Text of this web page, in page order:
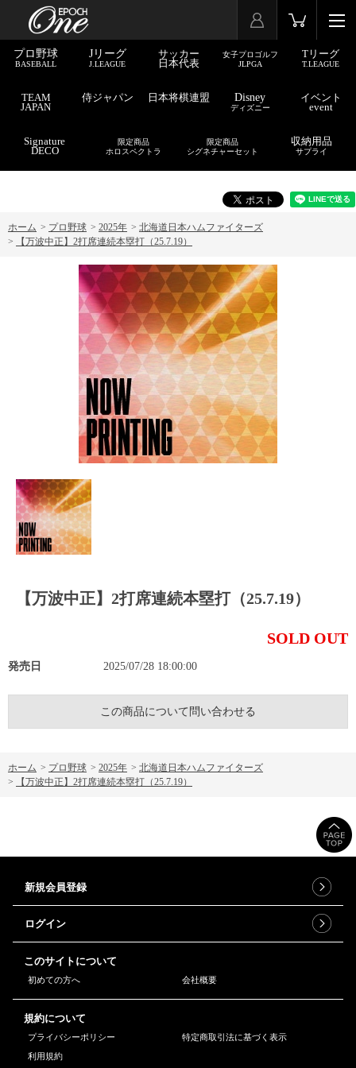
プロ野球
BASEBALL
Jリーグ
J.LEAGUE
サッカー
日本代表
女子プロゴルフ
JLPGA
Tリーグ
T.LEAGUE
TEAM
JAPAN
侍ジャパン 日本将棋連盟 Disney
ディズニー
イベント
event
Signature
DECO
限定商品
ホロスペクトラ
限定商品
シグネチャーセット
収納用品
サプライ
ホーム > プロ野球 > 2025年 > 北海道日本ハムファイターズ
>
【万波中正】2打席連続本塁打（25.7.19）
【万波中正】2打席連続本塁打（25.7.19）
SOLD OUT
発売日 2025/07/28 18:00:00
この商品について問い合わせる
ホーム > プロ野球 > 2025年 > 北海道日本ハムファイターズ
>
【万波中正】2打席連続本塁打（25.7.19）
新規会員登録
ログイン
このサイトについて
初めての方へ 会社概要
規約について
プライバシーポリシー
特定商取引法に基づく表示
利用規約